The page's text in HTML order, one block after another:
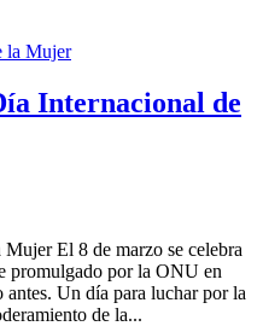
Internacional de
El 8 de marzo se celebra
promulgado por la ONU en
antes. Un día para luchar por la
de la...